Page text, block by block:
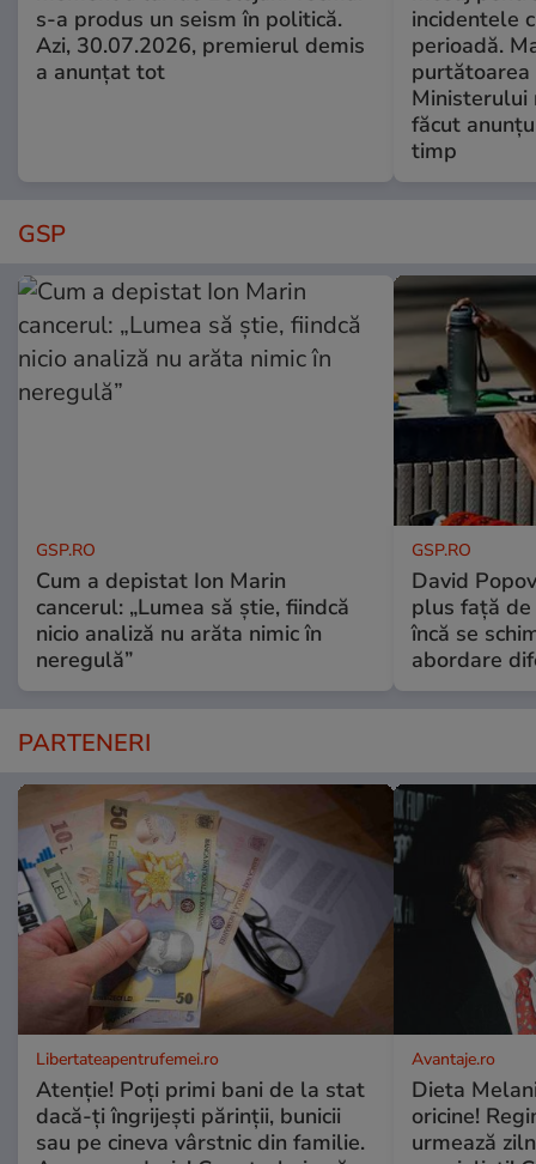
s-a produs un seism în politică.
Azi, 30.07.2026, premierul demis
a anunțat tot
incidentele
perioadă.
purtătoarea
Ministerului
făcut
timp
GSP
GSP.RO
Cum a depistat Ion Marin
cancerul: „Lumea să știe, fiindcă
nicio analiză nu arăta nimic în
neregulă”
GSP.RO
David
plus față de
încă se
abordare
PARTENERI
Libertateapentrufemei.ro
Atenție! Poți primi bani de la stat
dacă-ți îngrijești părinții, bunicii
sau pe cineva vârstnic din familie.
Avantaje.ro
Dieta
oricine!
urmează